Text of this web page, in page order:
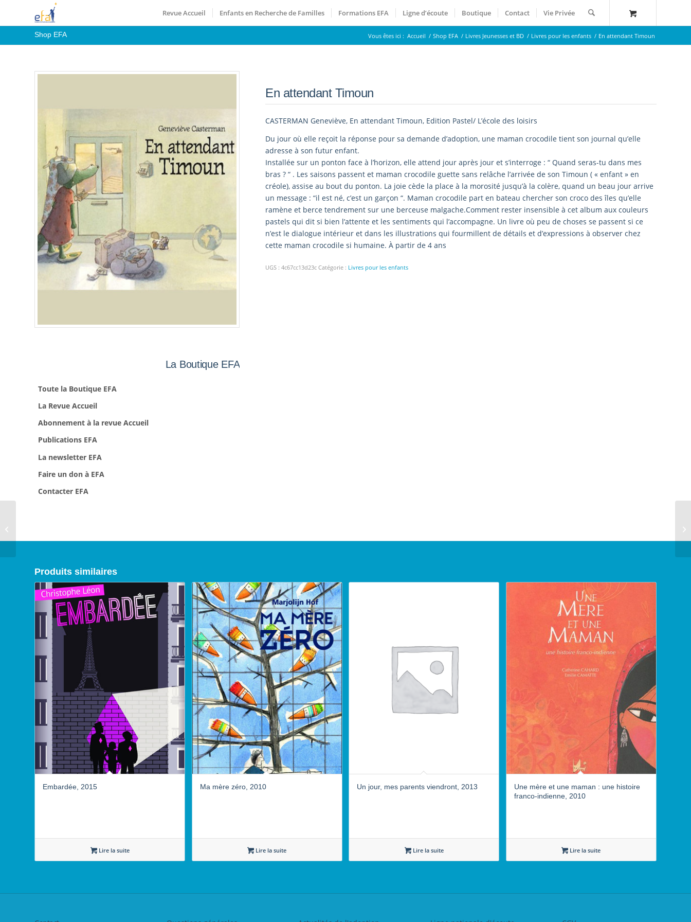
Revue Accueil Enfants en Recherche de Familles Formations EFA Ligne d’écoute Boutique Contact Vie Privée
Shop EFA Vous êtes ici : Accueil / Shop EFA / Livres Jeunesses et BD / Livres pour les enfants / En attendant Timoun
La Boutique EFA
Toute la Boutique EFA
La Revue Accueil
Abonnement à la revue Accueil
Publications EFA
La newsletter EFA
Faire un don à EFA
Contacter EFA
En attendant Timoun
CASTERMAN Geneviève, En attendant Timoun, Edition Pastel/ L’école des loisirs
Du jour où elle reçoit la réponse pour sa demande d’adoption, une maman crocodile tient son journal qu’elle
adresse à son futur enfant.
Installée sur un ponton face à l’horizon, elle attend jour après jour et s’interroge : “ Quand seras-tu dans mes
bras ? “ . Les saisons passent et maman crocodile guette sans relâche l’arrivée de son Timoun ( « enfant » en
créole), assise au bout du ponton. La joie cède la place à la morosité jusqu’à la colère, quand un beau jour arrive
un message : “il est né, c’est un garçon “. Maman crocodile part en bateau chercher son croco des îles qu’elle
ramène et berce tendrement sur une berceuse malgache.Comment rester insensible à cet album aux couleurs
pastels qui dit si bien l’attente et les sentiments qui l’accompagne. Un livre où peu de choses se passent si ce
n’est le dialogue intérieur et dans les illustrations qui fourmillent de détails et d’expressions à observer chez
cette maman crocodile si humaine. À partir de 4 ans
UGS :4c67cc13d23c Catégorie : Livres pour les enfants
Produits similaires
Embardée, 2015
Lire la suite
Ma mère zéro, 2010
Lire la suite
Un jour, mes parents viendront, 2013
Lire la suite
Une mère et une maman : une histoire
franco-indienne, 2010
Lire la suite
franco-indienne, 2010